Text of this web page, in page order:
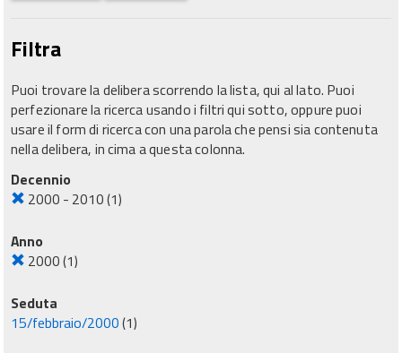
Filtra
Puoi trovare la delibera scorrendo la lista, qui al lato. Puoi
perfezionare la ricerca usando i filtri qui sotto, oppure puoi
usare il form di ricerca con una parola che pensi sia contenuta
nella delibera, in cima a questa colonna.
Decennio
2000 - 2010(1)
Anno
2000(1)
Seduta
15/febbraio/2000(1)